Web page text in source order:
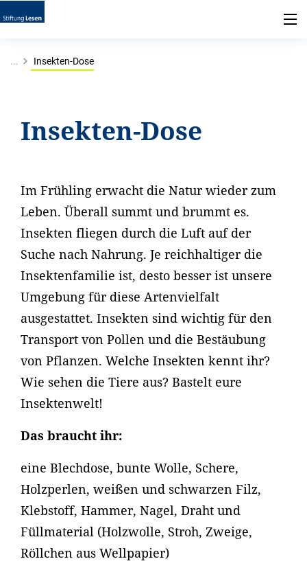
... Insekten-Dose
Insekten-Dose
Im Frühling erwacht die Natur wieder zum
Leben. Überall summt und brummt es.
Insekten fliegen durch die Luft auf der
Suche nach Nahrung. Je reichhaltiger die
Insektenfamilie ist, desto besser ist unsere
Umgebung für diese Artenvielfalt
ausgestattet. Insekten sind wichtig für den
Transport von Pollen und die Bestäubung
von Pflanzen. Welche Insekten kennt ihr?
Wie sehen die Tiere aus? Bastelt eure
Insektenwelt!
Das braucht ihr:
eine Blechdose, bunte Wolle, Schere,
Holzperlen, weißen und schwarzen Filz,
Klebstoff, Hammer, Nagel, Draht und
Füllmaterial (Holzwolle, Stroh, Zweige,
Röllchen aus Wellpapier)